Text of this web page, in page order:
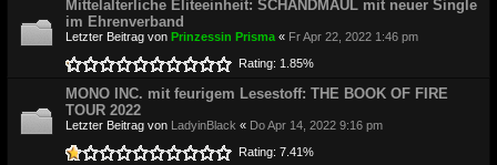
Mittelalterliche Eliteeinheit: SCHANDMAUL mit neuer Single
im Ehrenverband
Letzter Beitrag von Prinzessin Prisma « Fr Apr 22, 2022 1:46 pm
Rating: 1.85%
MONO INC. mit feurigem Lesestoff: THE BOOK OF FIRE
TOUR 2022
Letzter Beitrag von LadyinBlack « Do Apr 14, 2022 9:16 pm
Rating: 7.41%